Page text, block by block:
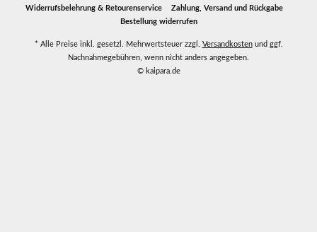
Widerrufsbelehrung & Retourenservice
Zahlung, Versand und Rückgabe
Bestellung widerrufen
* Alle Preise inkl. gesetzl. Mehrwertsteuer zzgl. Versandkostenund ggf.
Nachnahmegebühren, wenn nicht anders angegeben.
© kaipara.de